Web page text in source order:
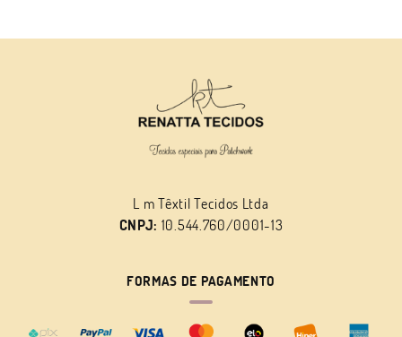
L m Têxtil Tecidos Ltda
CNPJ: 10.544.760/0001-13
FORMAS DE PAGAMENTO